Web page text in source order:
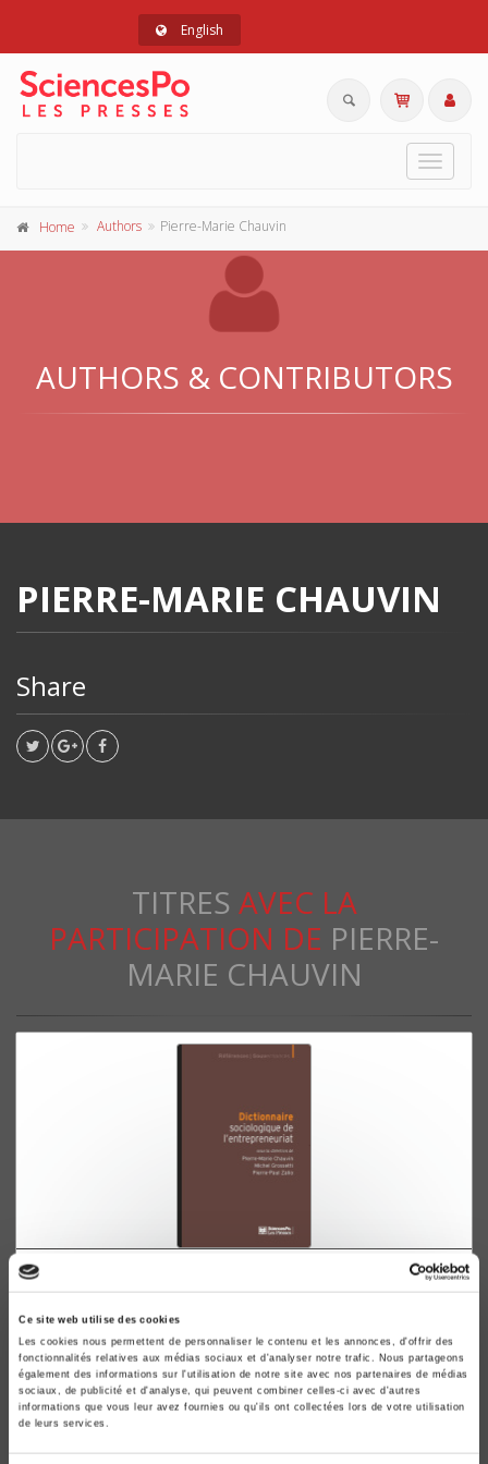
Ce site web utilise des cookies
Les cookies nous permettent de personnaliser le contenu et les annonces, d'offrir des
fonctionnalités relatives aux médias sociaux et d'analyser notre trafic. Nous partageons
également des informations sur l'utilisation de notre site avec nos partenaires de médias
sociaux, de publicité et d'analyse, qui peuvent combiner celles-ci avec d'autres
informations que vous leur avez fournies ou qu'ils ont collectées lors de votre utilisation
de leurs services.
English
Toggle
Home Authors Pierre-Marie Chauvin
AUTHORS & CONTRIBUTORS
PIERRE-MARIE CHAUVIN
Share
TITRES AVEC LA
PARTICIPATION DE PIERRE-
MARIE CHAUVIN
Dictionnaire sociologique de l'entrepreneuriat